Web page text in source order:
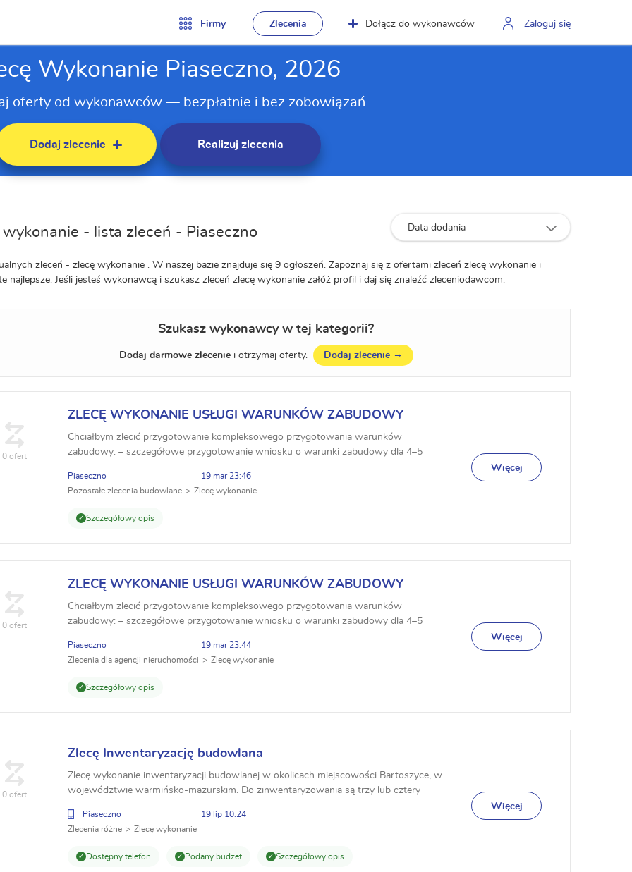
Firmy Zlecenia Dołącz do wykonawców Zaloguj się
Wykonanie Piaseczno, 2026
oferty od wykonawców — bezpłatnie i bez zobowiązań
Dodaj zlecenie Realizuj zlecenia
Data dodania
wykonanie - lista zleceń - Piaseczno
zleceń - zlecę wykonanie . W naszej bazie znajduje się 9 ogłoszeń. Zapoznaj się z ofertami zleceń zlecę wykonanie i
najlepsze. Jeśli jesteś wykonawcą i szukasz zleceń zlecę wykonanie załóż profil i daj się znaleźć zleceniodawcom.
Szukasz wykonawcy w tej kategorii?
Dodaj darmowe zleceniei otrzymaj oferty. Dodaj zlecenie →
ZLECĘ WYKONANIE USŁUGI WARUNKÓW ZABUDOWY
Chciałbym zlecić przygotowanie kompleksowego przygotowania warunków
zabudowy: – szczegółowe przygotowanie wniosku o warunki zabudowy dla 4–5
Piaseczno
19 mar 23:46
Pozostałe zlecenia budowlane
Zlecę wykonanie
Szczegółowy opis
0 ofert
Więcej
ZLECĘ WYKONANIE USŁUGI WARUNKÓW ZABUDOWY
Chciałbym zlecić przygotowanie kompleksowego przygotowania warunków
zabudowy: – szczegółowe przygotowanie wniosku o warunki zabudowy dla 4–5
Piaseczno
19 mar 23:44
Zlecenia dla agencji nieruchomości
Zlecę wykonanie
Szczegółowy opis
0 ofert
Więcej
Zlecę Inwentaryzację budowlana
Zlecę wykonanie inwentaryzacji budowlanej w okolicach miejscowości Bartoszyce, w
województwie warmińsko-mazurskim. Do zinwentaryzowania są trzy lub cztery
Piaseczno
19 lip 10:24
Zlecenia różne
Zlecę wykonanie
Dostępny telefon Podany budżet Szczegółowy opis
0 ofert
Więcej